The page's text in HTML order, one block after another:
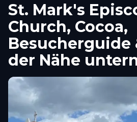
St. Mark's
Church, Cocoa,
Besucherguide
der Nähe